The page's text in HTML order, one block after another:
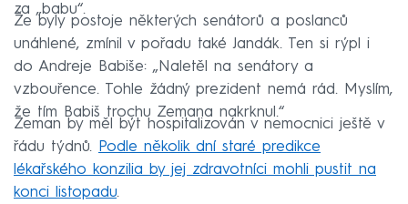
za „babu“.
Že byly postoje některých senátorů a poslanců
unáhlené, zmínil v pořadu také Jandák. Ten si rýpl i
do Andreje Babiše: „Naletěl na senátory a
vzbouřence. Tohle žádný prezident nemá rád. Myslím,
že tím Babiš trochu Zemana nakrknul.“
Zeman by měl být hospitalizován v nemocnici ještě v
řádu týdnů. Podle několik dní staré predikce
lékařského konzilia by jej zdravotníci mohli pustit na
konci listopadu.